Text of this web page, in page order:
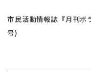
市民活動情報誌『月刊
号)